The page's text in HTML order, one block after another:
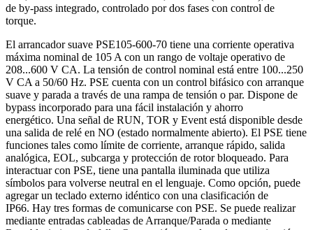
de by-pass integrado, controlado por dos fases con control de
torque.
El arrancador suave PSE105-600-70 tiene una corriente operativa
máxima nominal de 105 A con un rango de voltaje operativo de
208...600 V CA. La tensión de control nominal está entre 100...250
V CA a 50/60 Hz. PSE cuenta con un control bifásico con arranque
suave y parada a través de una rampa de tensión o par. Dispone de
bypass incorporado para una fácil instalación y ahorro
energético. Una señal de RUN, TOR y Event está disponible desde
una salida de relé en NO (estado normalmente abierto). El PSE tiene
funciones tales como límite de corriente, arranque rápido, salida
analógica, EOL, subcarga y protección de rotor bloqueado. Para
interactuar con PSE, tiene una pantalla iluminada que utiliza
símbolos para volverse neutral en el lenguaje. Como opción, puede
agregar un teclado externo idéntico con una clasificación de
IP66. Hay tres formas de comunicarse con PSE. Se puede realizar
mediante entradas cableadas de Arranque/Parada o mediante